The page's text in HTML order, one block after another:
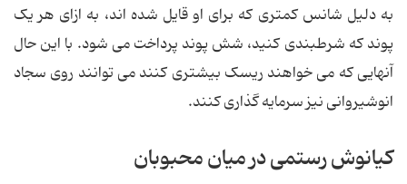
به دلیل شانس کمتری که برای او قایل شده اند، به ازای هر یک
پوند که شرطبندی کنید، شش پوند پرداخت می شود. با این حال
آنهایی که می خواهند ریسک بیشتری کنند می توانند روی سجاد
انوشیروانی نیز سرمایه گذاری کنند.
کیانوش رستمی در میان محبوبان